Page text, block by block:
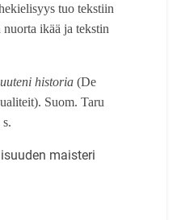
tuo tekstiin
ikää ja tekstin
historia(De
Suom. Taru
maisteri